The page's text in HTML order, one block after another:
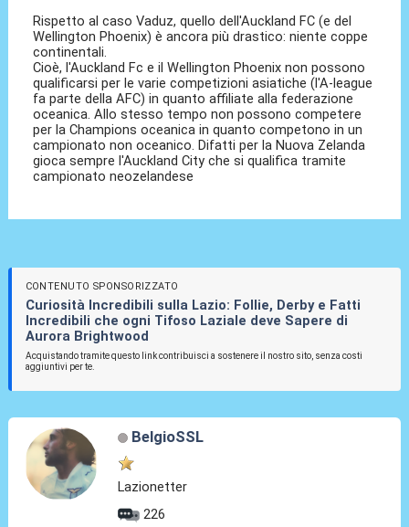
Rispetto al caso Vaduz, quello dell'Auckland FC (e del
Wellington Phoenix) è ancora più drastico: niente coppe
continentali.
Cioè, l'Auckland Fc e il Wellington Phoenix non possono
qualificarsi per le varie competizioni asiatiche (l'A-league
fa parte della AFC) in quanto affiliate alla federazione
oceanica. Allo stesso tempo non possono competere
per la Champions oceanica in quanto competono in un
campionato non oceanico. Difatti per la Nuova Zelanda
gioca sempre l'Auckland City che si qualifica tramite
campionato neozelandese
CONTENUTO SPONSORIZZATO
Curiosità Incredibili sulla Lazio: Follie, Derby e Fatti
Incredibili che ogni Tifoso Laziale deve Sapere di
Aurora Brightwood
Acquistando tramite questo link contribuisci a sostenere il nostro sito, senza costi
aggiuntivi per te.
BelgioSSL
Lazionetter
226